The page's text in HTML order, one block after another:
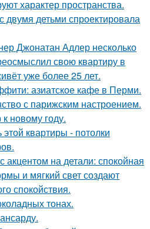
характер пространства.
двумя детьми спроектировала
Джонатан Адлер несколько
свою квартиру в
уже более 25 лет.
азиатское кафе в Перми.
с парижским настроением.
к новому году.
квартиры - потолки
на детали: спокойная
и мягкий свет создают
спокойствия.
тонах.